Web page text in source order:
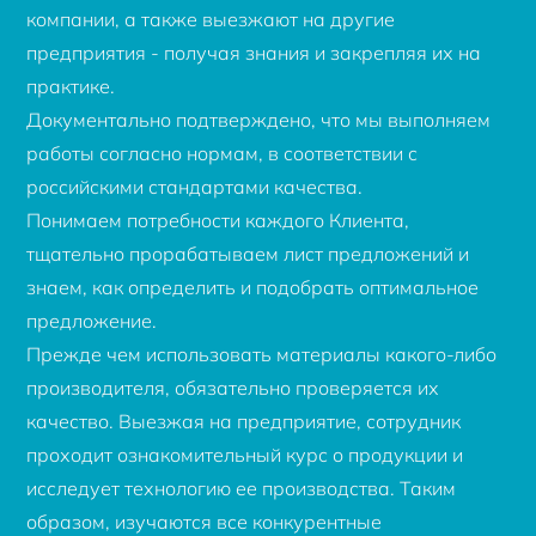
компании, а также выезжают на другие
предприятия - получая знания и закрепляя их на
практике.
Документально подтверждено, что мы выполняем
работы согласно нормам, в соответствии с
российскими стандартами качества.
Понимаем потребности каждого Клиента,
тщательно прорабатываем лист предложений и
знаем, как определить и подобрать оптимальное
предложение.
Прежде чем использовать материалы какого-либо
производителя, обязательно проверяется их
качество. Выезжая на предприятие, сотрудник
проходит ознакомительный курс о продукции и
исследует технологию ее производства. Таким
образом, изучаются все конкурентные